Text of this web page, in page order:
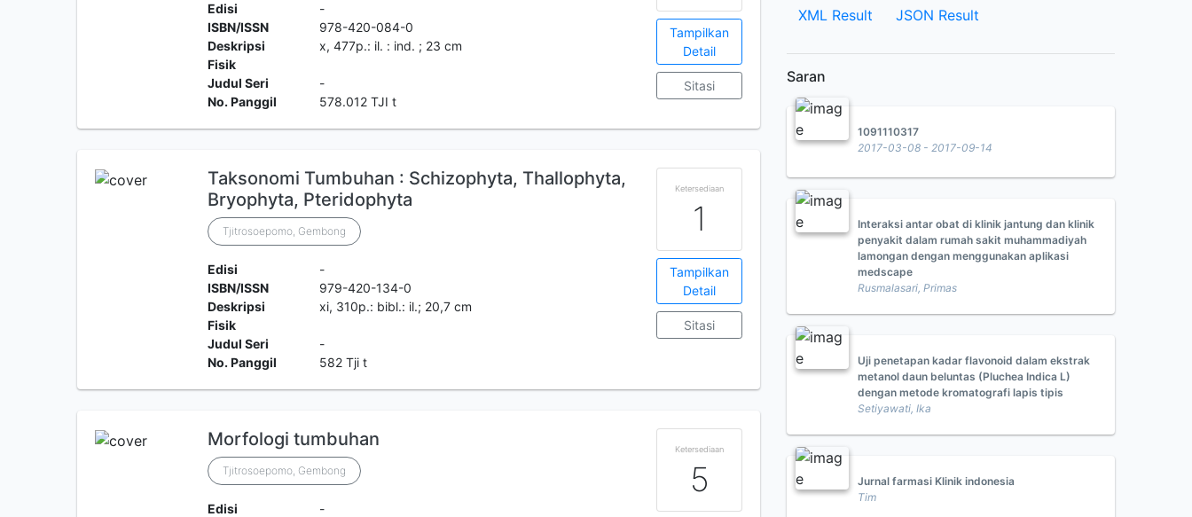
Edisi
-
ISBN/ISSN
978-420-084-0
Deskripsi
Fisik
x, 477p.: il. : ind. ; 23 cm
Judul Seri
-
No. Panggil
578.012 TJI t
Tampilkan
Detail
Sitasi
Taksonomi Tumbuhan : Schizophyta, Thallophyta,
Bryophyta, Pteridophyta
Tjitrosoepomo, Gembong
Edisi
-
ISBN/ISSN
979-420-134-0
Deskripsi
Fisik
xi, 310p.: bibl.: il.; 20,7 cm
Judul Seri
-
No. Panggil
582 Tji t
Ketersediaan
1
Tampilkan
Detail
Sitasi
Morfologi tumbuhan
Tjitrosoepomo, Gembong
Edisi
-
Ketersediaan
5
XML Result JSON Result
Saran
1091110317
2017-03-08 - 2017-09-14
Interaksi antar obat di klinik jantung dan klinik
penyakit dalam rumah sakit muhammadiyah
lamongan dengan menggunakan aplikasi
medscape
Rusmalasari, Primas
Uji penetapan kadar flavonoid dalam ekstrak
metanol daun beluntas (Pluchea Indica L)
dengan metode kromatografi lapis tipis
Setiyawati, Ika
Jurnal farmasi Klinik indonesia
Tim